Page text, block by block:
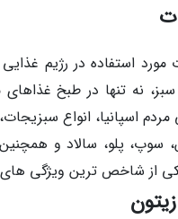
استفاده در رژیم
نه تنها در طبخ غذاهای
اسپانیا، انواع
سوپ، پلو، سالاد و
از شاخص ترین ویژگی های